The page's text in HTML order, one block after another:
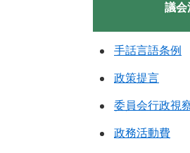
議会
手話言語条例
政策提言
委員会行政視
政務活動費